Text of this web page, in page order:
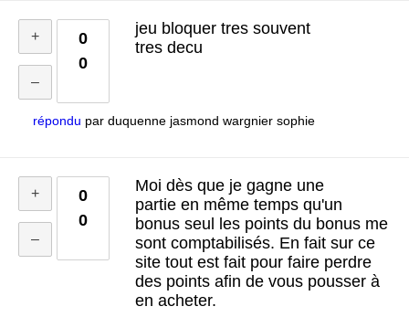
0
0
jeu bloquer tres souvent
tres decu
répondu par duquenne jasmond wargnier sophie
0
0
Moi dès que je gagne une
partie en même temps qu'un
bonus seul les points du bonus me
sont comptabilisés. En fait sur ce
site tout est fait pour faire perdre
des points afin de vous pousser à
en acheter.